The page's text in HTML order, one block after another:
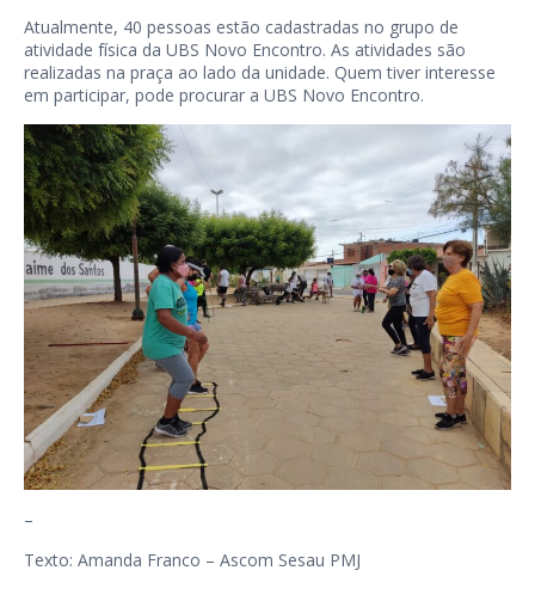
Atualmente, 40 pessoas estão cadastradas no grupo de
atividade física da UBS Novo Encontro. As atividades são
realizadas na praça ao lado da unidade. Quem tiver interesse
em participar, pode procurar a UBS Novo Encontro.
–
Texto: Amanda Franco – Ascom Sesau PMJ